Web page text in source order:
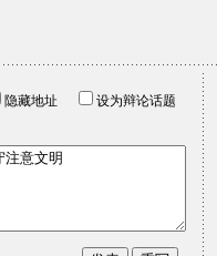
隐藏地址
设为辩论话题